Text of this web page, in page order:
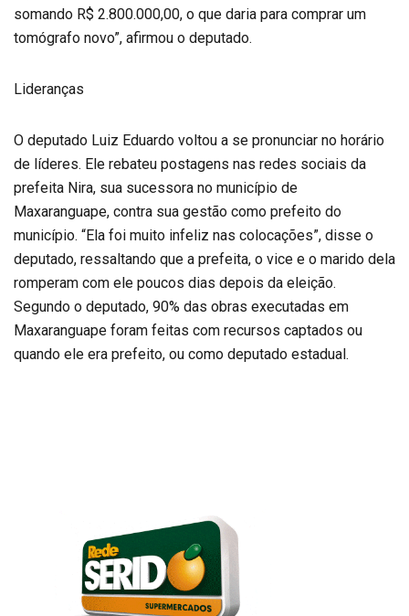
somando R$ 2.800.000,00, o que daria para comprar um
tomógrafo novo”, afirmou o deputado.
Lideranças
O deputado Luiz Eduardo voltou a se pronunciar no horário
de líderes. Ele rebateu postagens nas redes sociais da
prefeita Nira, sua sucessora no município de
Maxaranguape, contra sua gestão como prefeito do
município. “Ela foi muito infeliz nas colocações”, disse o
deputado, ressaltando que a prefeita, o vice e o marido dela
romperam com ele poucos dias depois da eleição.
Segundo o deputado, 90% das obras executadas em
Maxaranguape foram feitas com recursos captados ou
quando ele era prefeito, ou como deputado estadual.